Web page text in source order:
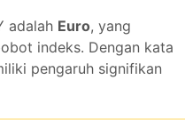
adalah Euro, yang
indeks. Dengan kata
pengaruh signifikan